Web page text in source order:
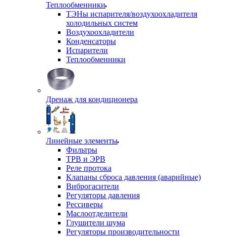
Теплообменники
ТЭНы испарителя/воздухоохладителя
холодильных систем
Воздухоохладители
Конденсаторы
Испарители
Теплообменники
Дренаж для кондиционера
Линейные элементы
Фильтры
ТРВ и ЭРВ
Реле протока
Клапаны сброса давления (аварийные)
Виброгасители
Регуляторы давления
Рессиверы
Маслоотделители
Глушители шума
Регуляторы производительности